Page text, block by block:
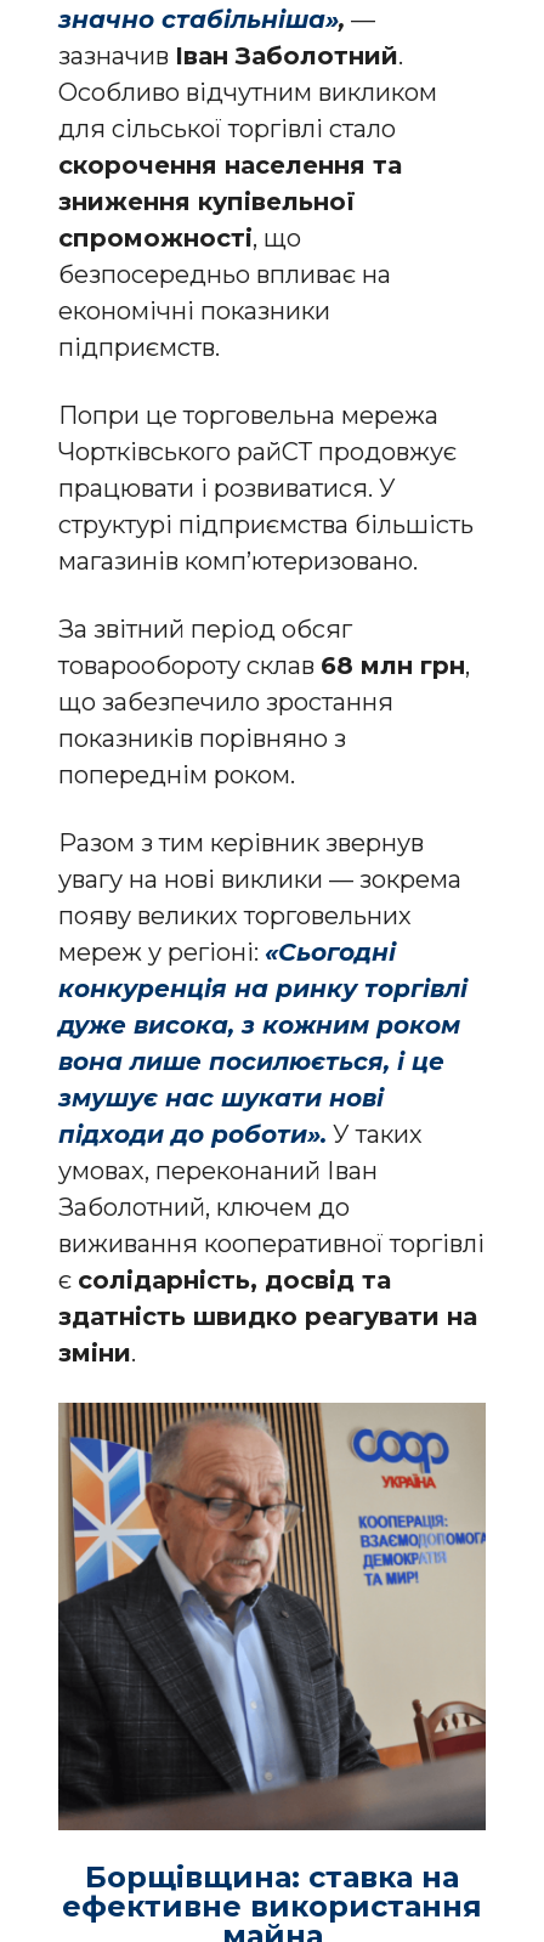
значно стабільніша», —
зазначив Іван Заболотний.
Особливо відчутним викликом
для сільської торгівлі стало
скорочення населення та
зниження купівельної
спроможності, що
безпосередньо впливає на
економічні показники
підприємств.
Попри це торговельна мережа
Чортківського райСТ продовжує
працювати і розвиватися. У
структурі підприємства більшість
магазинів комп’ютеризовано.
За звітний період обсяг
товарообороту склав 68 млн грн,
що забезпечило зростання
показників порівняно з
попереднім роком.
Разом з тим керівник звернув
увагу на нові виклики — зокрема
появу великих торговельних
мереж у регіоні: «Сьогодні
конкуренція на ринку торгівлі
дуже висока, з кожним роком
вона лише посилюється, і це
змушує нас шукати нові
підходи до роботи». У таких
умовах, переконаний Іван
Заболотний, ключем до
виживання кооперативної торгівлі
є солідарність, досвід та
здатність швидко реагувати на
зміни.
Борщівщина: ставка на
ефективне використання